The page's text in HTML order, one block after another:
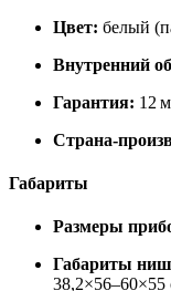
Цвет: белый
Внутренний
Гарантия: 12
Габариты
Размеры
Габариты